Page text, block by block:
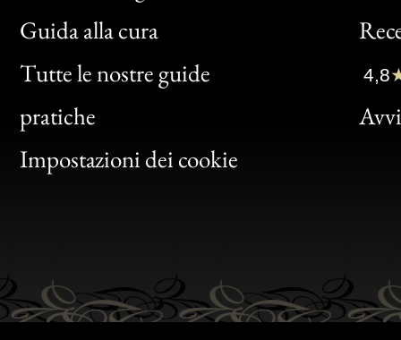
Guida alla cura
Tutte le nostre guide
pratiche
Impostazioni dei cookie
Bon
Clic
Bon
4,8